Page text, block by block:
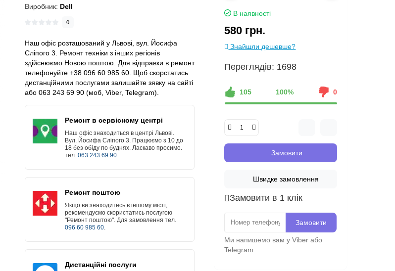
Виробник: Dell
0
Наш офіс розташований у Львові, вул. Йосифа
Сліпого 3. Ремонт техніки з інших регіонів
здійснюємо Новою поштою. Для відправки в ремонт
телефонуйте +38 096 60 985 60. Щоб скорстатись
дистанційними послугами залишайте зявку на сайті
або 063 243 69 90 (моб, Viber, Telegram).
Ремонт в сервісному центрі
Наш офіс знаходиться в центрі Львові.
Вул. Йосифа Сліпого 3. Працюємо з 10 до
18 без обіду по буднях. Ласкаво просимо.
тел.063 243 69 90.
Ремонт поштою
Якщо ви знаходитесь в іншому місті,
рекомендуємо скористатись послугою
"Ремонт поштою". Для замовлення тел.
096 60 985 60.
Дистанційні послуги
В наявності
580 грн.
Знайшли дешевше?
Переглядів: 1698
105 100% 0
Замовити
Швидке замовлення
Замовити в 1 клік
Замовити
Ми напишемо вам у Viber або
Telegram